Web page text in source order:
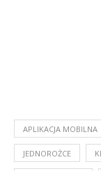
APLIKACJA MOBILNA
JEDNOROŻCE